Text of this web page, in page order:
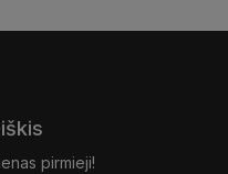
pirmieji!